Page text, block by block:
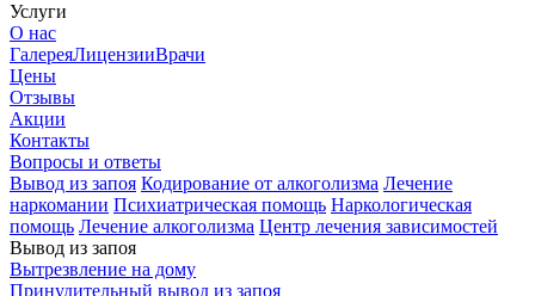
Услуги
О нас
ГалереяЛицензииВрачи
Цены
Отзывы
Акции
Контакты
Вопросы и ответы
Вывод из запоя Кодирование от алкоголизма Лечение
наркомании Психиатрическая помощь Наркологическая
помощь Лечение алкоголизма Центр лечения зависимостей
Вывод из запоя
Вытрезвление на дому
Принудительный вывод из запоя